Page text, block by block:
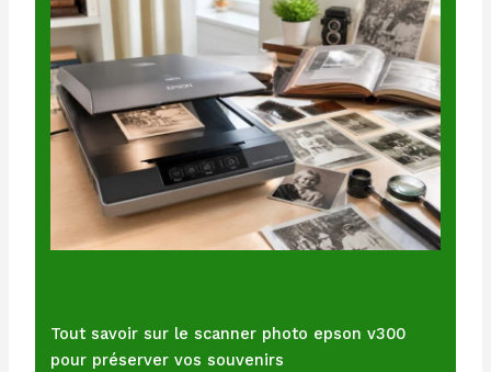
Tout savoir sur le scanner photo epson v300
pour préserver vos souvenirs